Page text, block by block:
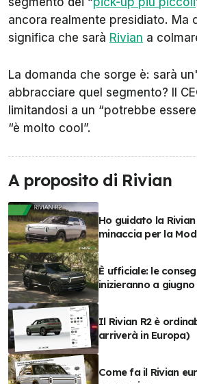
ancora realmente presidiato. Ma
significa che sarà Rivian a
La domanda che sorge è: sarà
abbracciare quel segmento? Il
limitandosi a un “potrebbe
“è molto cool”.
A proposito di Rivian
Ho guidato la
minaccia per la
È ufficiale: le
inizieranno a giugno
Il Rivian R2 è
arriverà in Europa)
Come fa il Rivian